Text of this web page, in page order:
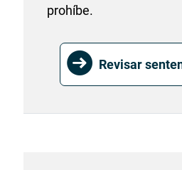
prohíbe.
Revisar